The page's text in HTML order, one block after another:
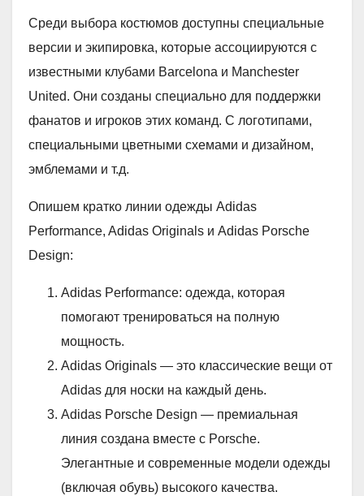
Среди выбора костюмов доступны специальные
версии и экипировка, которые ассоциируются с
известными клубами Barcelona и Manchester
United. Они созданы специально для поддержки
фанатов и игроков этих команд. С логотипами,
специальными цветными схемами и дизайном,
эмблемами и т.д.
Опишем кратко линии одежды Adidas
Performance, Adidas Originals и Adidas Porsche
Design:
Adidas Performance: одежда, которая
помогают тренироваться на полную
мощность.
Adidas Originals — это классические вещи от
Adidas для носки на каждый день.
Adidas Porsche Design — премиальная
линия создана вместе с Porsche.
Элегантные и современные модели одежды
(включая обувь) высокого качества.